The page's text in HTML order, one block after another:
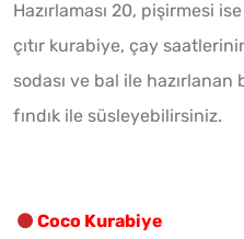
Hazırlaması 20, pişirmesi
çıtır kurabiye, çay
sodası ve bal ile
fındık ile süsleyebilirsiniz.
Coco Kurabiye